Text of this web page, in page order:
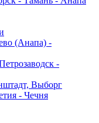
(Анапа) -
-
Выборг
- Чечня